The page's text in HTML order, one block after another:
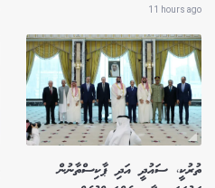
11 hours ago
ތުރުކީ، ސައުދީ އަދި ޕާކިސްތާނުން